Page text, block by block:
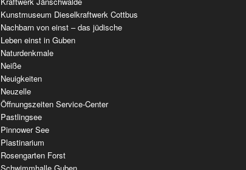
Kunstmuseum Dieselkraftwerk Cottbus
Nachbarn von einst – das jüdische
Leben einst in Guben
Naturdenkmale
Neiße
Neuigkeiten
Neuzelle
Öffnungszeiten Service-Center
Pastlingsee
Pinnower See
Plastinarium
Rosengarten Forst